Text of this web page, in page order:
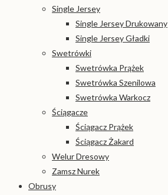
Single Jersey
Single Jersey Drukowany
Single Jersey Gładki
Swetrówki
Swetrówka Prążek
Swetrówka Szenilowa
Swetrówka Warkocz
Ściągacze
Ściągacz Prążek
Ściągacz Żakard
Welur Dresowy
Zamsz Nurek
Obrusy